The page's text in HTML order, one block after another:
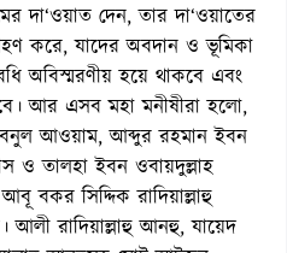
দেন, তার দা‘ওয়াতের
করে, যাদের অবদান ও ভূমিকা
অবিস্মরণীয় হয়ে থাকবে এবং
আর এসব মহা মনীষীরা হলো,
আওয়াম, আব্দুর রহমান ইবন
ও তালহা ইবন ওবায়দুল্লাহ
বকর সিদ্দিক রাদিয়াল্লাহু
রাদিয়াল্লাহু আনহু, যায়েদ